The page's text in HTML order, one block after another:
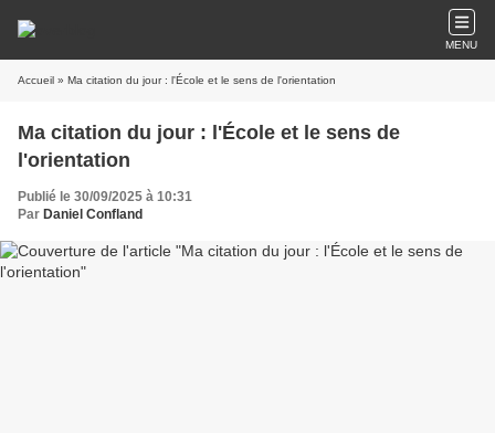
MENU
Accueil » Ma citation du jour : l'École et le sens de l'orientation
Ma citation du jour : l'École et le sens de
l'orientation
Publié le 30/09/2025 à 10:31
Par Daniel Confland